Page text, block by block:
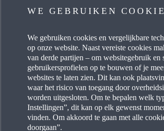
Een land selecteren
WE GEBRUIKEN
We gebruiken cookies en vergelijkbare
op onze website. Naast vereiste cookies
van derde partijen – om websitegebruik
gebruikersprofielen op te bouwen of je
websites te laten zien. Dit kan ook
waar het risico van toegang door
worden uitgesloten. Om te bepalen welk
Instellingen”, dit kan op elk gewenst
vinden. Om akkoord te gaan met alle
doorgaan”.